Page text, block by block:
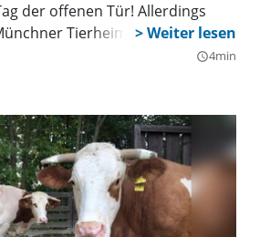
der offenen Tür! Allerdings
Tierheim, sondern auf
bei Erding, den der
query_builder4min